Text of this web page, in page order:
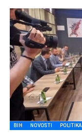
BIH NOVOSTI POLITIKA